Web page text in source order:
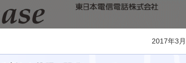
2017年3